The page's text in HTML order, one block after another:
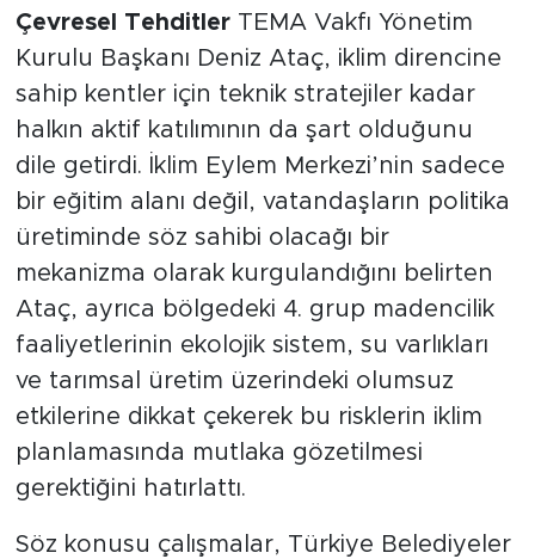
Çevresel TehditlerTEMA Vakfı Yönetim
Kurulu Başkanı Deniz Ataç, iklim direncine
sahip kentler için teknik stratejiler kadar
halkın aktif katılımının da şart olduğunu
dile getirdi. İklim Eylem Merkezi’nin sadece
bir eğitim alanı değil, vatandaşların politika
üretiminde söz sahibi olacağı bir
mekanizma olarak kurgulandığını belirten
Ataç, ayrıca bölgedeki 4. grup madencilik
faaliyetlerinin ekolojik sistem, su varlıkları
ve tarımsal üretim üzerindeki olumsuz
etkilerine dikkat çekerek bu risklerin iklim
planlamasında mutlaka gözetilmesi
gerektiğini hatırlattı.
Söz konusu çalışmalar, Türkiye Belediyeler